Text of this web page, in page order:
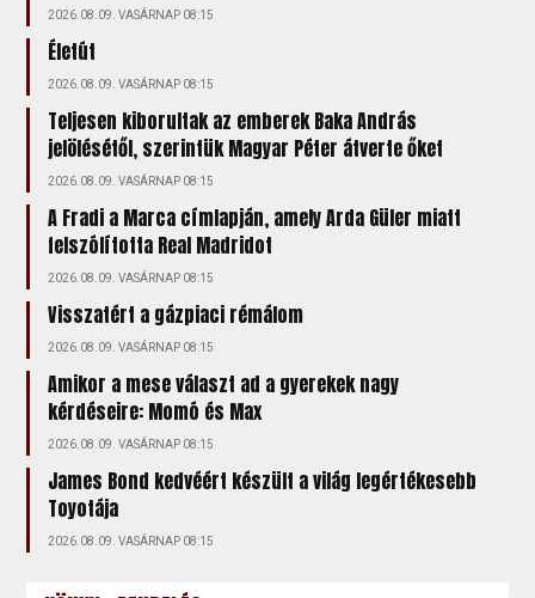
2026.08.09. VASÁRNAP 08:15
Életút
2026.08.09. VASÁRNAP 08:15
Teljesen kiborultak az emberek Baka András
jelölésétől, szerintük Magyar Péter átverte őket
2026.08.09. VASÁRNAP 08:15
A Fradi a Marca címlapján, amely Arda Güler miatt
felszólította Real Madridot
2026.08.09. VASÁRNAP 08:15
Visszatért a gázpiaci rémálom
2026.08.09. VASÁRNAP 08:15
Amikor a mese választ ad a gyerekek nagy
kérdéseire: Momó és Max
2026.08.09. VASÁRNAP 08:15
James Bond kedvéért készült a világ legértékesebb
Toyotája
2026.08.09. VASÁRNAP 08:15